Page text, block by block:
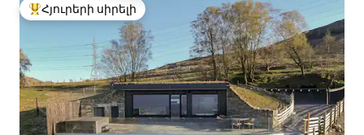
Հյուրերի սիրելի լավագույն տները
Հյուրերի սիրելի